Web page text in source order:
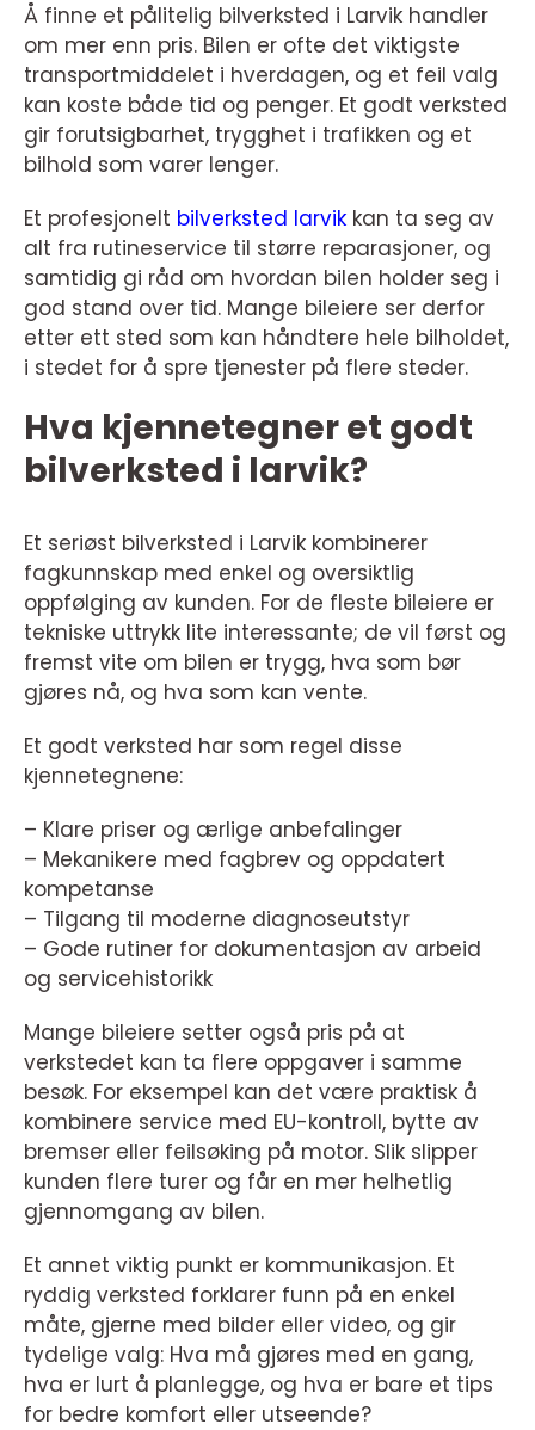
Å finne et pålitelig bilverksted i Larvik handler
om mer enn pris. Bilen er ofte det viktigste
transportmiddelet i hverdagen, og et feil valg
kan koste både tid og penger. Et godt verksted
gir forutsigbarhet, trygghet i trafikken og et
bilhold som varer lenger.
Et profesjonelt bilverksted larvik kan ta seg av
alt fra rutineservice til større reparasjoner, og
samtidig gi råd om hvordan bilen holder seg i
god stand over tid. Mange bileiere ser derfor
etter ett sted som kan håndtere hele bilholdet,
i stedet for å spre tjenester på flere steder.
Hva kjennetegner et godt
bilverksted i larvik?
Et seriøst bilverksted i Larvik kombinerer
fagkunnskap med enkel og oversiktlig
oppfølging av kunden. For de fleste bileiere er
tekniske uttrykk lite interessante; de vil først og
fremst vite om bilen er trygg, hva som bør
gjøres nå, og hva som kan vente.
Et godt verksted har som regel disse
kjennetegnene:
– Klare priser og ærlige anbefalinger
– Mekanikere med fagbrev og oppdatert
kompetanse
– Tilgang til moderne diagnoseutstyr
– Gode rutiner for dokumentasjon av arbeid
og servicehistorikk
Mange bileiere setter også pris på at
verkstedet kan ta flere oppgaver i samme
besøk. For eksempel kan det være praktisk å
kombinere service med EU-kontroll, bytte av
bremser eller feilsøking på motor. Slik slipper
kunden flere turer og får en mer helhetlig
gjennomgang av bilen.
Et annet viktig punkt er kommunikasjon. Et
ryddig verksted forklarer funn på en enkel
måte, gjerne med bilder eller video, og gir
tydelige valg: Hva må gjøres med en gang,
hva er lurt å planlegge, og hva er bare et tips
for bedre komfort eller utseende?